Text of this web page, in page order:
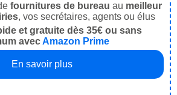
fournitures de bureau au meilleur
, vos secrétaires, agents ou élus
et gratuite dès 35€ ou sans
avecAmazon Prime
En savoir plus